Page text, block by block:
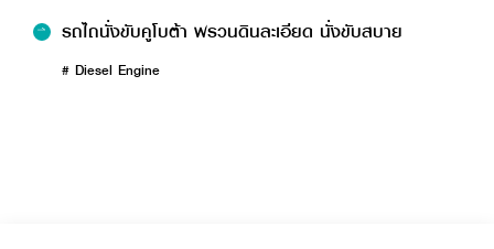
รถไถนั่งขับคูโบต้า พรวนดินละเอียด นั่งขับสบาย
# Diesel Engine